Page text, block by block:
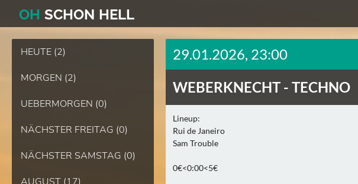
OH SCHON HELL
HEUTE (2)
MORGEN (2)
UEBERMORGEN (0)
NÄCHSTER FREITAG (0)
NÄCHSTER SAMSTAG (0)
29.01.2026, 23:00
WEBERKNECHT - TECHNO
Lineup:
Rui de Janeiro
Sam Trouble
0€<0:00<5€